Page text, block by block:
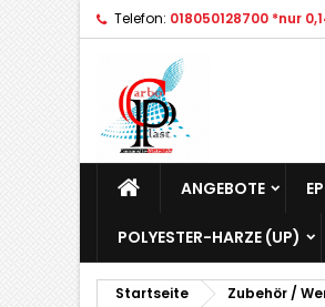
Telefon: 018050128700 *nur
ANGEBOTE
POLYESTER-HARZE (UP)
Startseite Zubehör /